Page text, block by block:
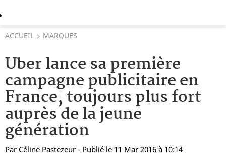
ACCUEIL MARQUES
Uber lance sa première
campagne publicitaire en
France, toujours plus fort
auprès de la jeune
génération
Par Céline Pastezeur - Publié le 11 Mar 2016 à 10:14